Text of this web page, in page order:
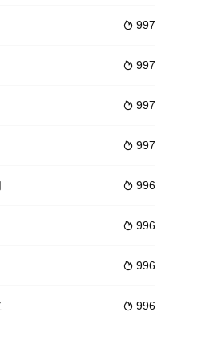
自称小千王的青年雷力（汪禹 饰）。虽然
饰)悄悄地关
子英格丽、儿子马丁（拉珀特•格雷夫斯 R
 997
 997
 997
 997
 996
 996
 996
 996